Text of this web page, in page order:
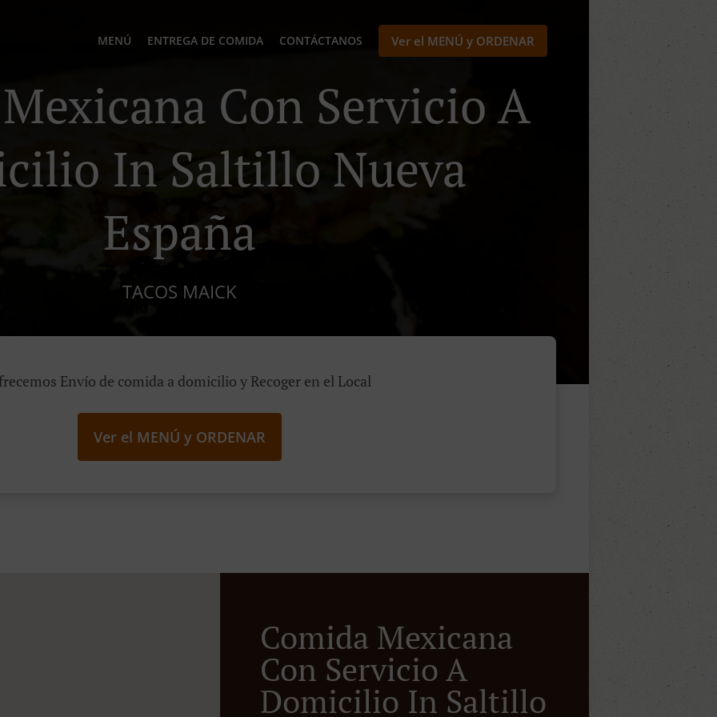
MENÚ ENTREGA DE COMIDA CONTÁCTANOS Ver el MENÚ y ORDENAR
Con Servicio A
In Saltillo Nueva
España
TACOS MAICK
Envío de comida a domicilio y Recoger en el Local
Ver el MENÚ y ORDENAR
Comida Mexicana
Con Servicio A
Domicilio In Saltillo